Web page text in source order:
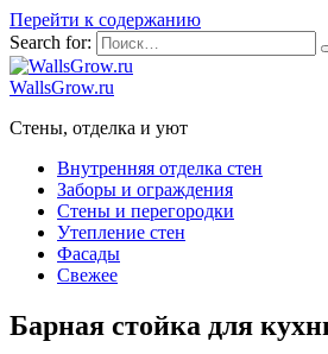
Перейти к содержанию
Search for:
WallsGrow.ru
Стены, отделка и уют
Внутренняя отделка стен
Заборы и ограждения
Стены и перегородки
Утепление стен
Фасады
Свежее
Барная стойка для